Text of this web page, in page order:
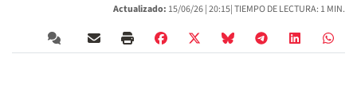
Actualizado: 15/06/26 |20:15| TIEMPO DE LECTURA: 1 MIN.